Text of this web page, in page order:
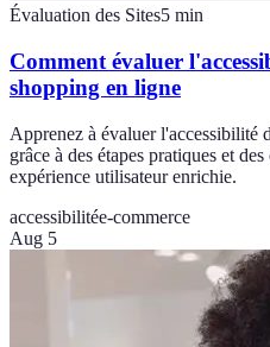
Évaluation des Sites5 min
Comment évaluer
shopping en ligne
Apprenez à évaluer l'accessibilité
grâce à des étapes pratiques et
expérience utilisateur enrichie.
accessibilitée-commerce
Aug 5